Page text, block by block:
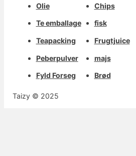
Olie
Te emballage
Teapacking
Peberpulver
Fyld Forseg
Chips
fisk
Frugtjuice
majs
Brød
Taizy © 2025